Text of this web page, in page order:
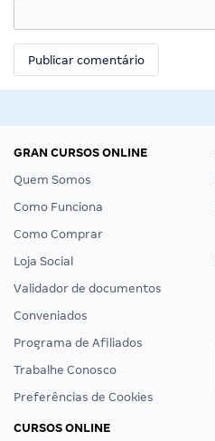
GRAN CURSOS ONLINE
Quem Somos
Como Funciona
Como Comprar
Loja Social
Validador de documentos
Conveniados
Programa de Afiliados
Trabalhe Conosco
Preferências de Cookies
CURSOS ONLINE